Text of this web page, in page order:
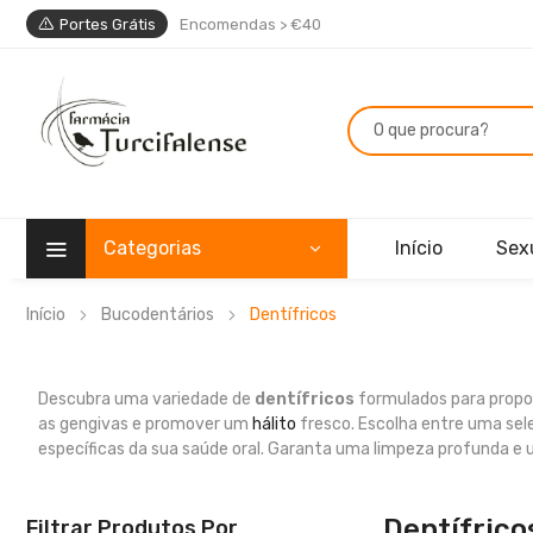
Portes Grátis Encomendas > €40
Categorias Início
Início Bucodentários Dentífricos
Descubra uma variedade de dentífricos formulados para
as gengivas e promover um hálito fresco. Escolha entre uma
específicas da sua saúde oral. Garanta uma limpeza profunda e
Filtrar Produtos Por